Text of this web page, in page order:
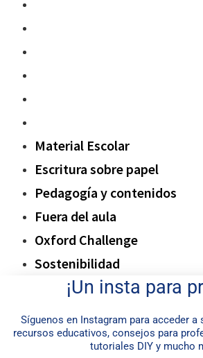
Material Escolar
Escritura sobre papel
Pedagogía y contenidos
Fuera del aula
Oxford Challenge
Sostenibilidad
¡Un insta para
Síguenos en Instagram para acceder
recursos educativos, consejos para
tutoriales DIY y mucho